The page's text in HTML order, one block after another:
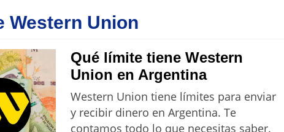
Western Union
Qué límite tiene Western
Union en ArgentinaQué
límite
tiene
Western
Western Union tiene límites para enviar
y recibir dinero en Argentina. Te
contamos todo lo que necesitas saber.